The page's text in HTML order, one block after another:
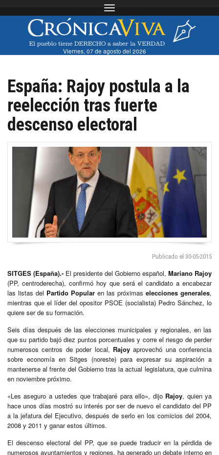
Toggle navigation
Viernes, 07 de agosto del 2026
España: Rajoy postula a la
reelección tras fuerte
descenso electoral
Publicado el 30-05-2015
SITGES (España).- El presidente del Gobierno español, Mariano Rajoy
(PP, centroderecha), confirmó hoy que será el candidato a encabezar
las listas del Partido Popular en las próximas elecciones generales,
mientras que el líder del opositor PSOE (socialista) Pedro Sánchez, lo
quiere ser de su formación.
Seis días después de las elecciones municipales y regionales, en las
que su partido bajó diez puntos porcentuales y corre el riesgo de perder
numerosos centros de poder local, Rajoyaprovechó una conferencia
sobre economía en Sitges (noreste) para expresar su aspiración a
mantenerse al frente del Gobierno tras la actual legislatura, que culmina
en noviembre próximo.
«Les aseguro a ustedes que trabajaré para ello», dijo Rajoy, quien ya
hace unos días mostró su interés por ser de nuevo el candidato del PP
a la jefatura del Ejecutivo, después de serlo en los comicios del 2004,
2008 y 2011 y ganar estos últimos.
El descenso electoral del PP, que se puede traducir en la pérdida de
numerosos ayuntamientos y regiones, ha generado un debate interno en